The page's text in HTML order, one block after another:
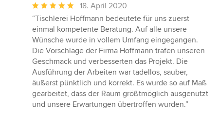
Durchschnittliche
Bewertung:
5
von
5
Sternen
18. April 2020
“Tischlerei Hoffmann bedeutete für uns zuerst
einmal kompetente Beratung. Auf alle unsere
Wünsche wurde in vollem Umfang eingegangen.
Die Vorschläge der Firma Hoffmann trafen unseren
Geschmack und verbesserten das Projekt. Die
Ausführung der Arbeiten war tadellos, sauber,
äußerst pünktlich und korrekt. Es wurde so auf Maß
gearbeitet, dass der Raum größtmöglich ausgenutzt
und unsere Erwartungen übertroffen wurden.”